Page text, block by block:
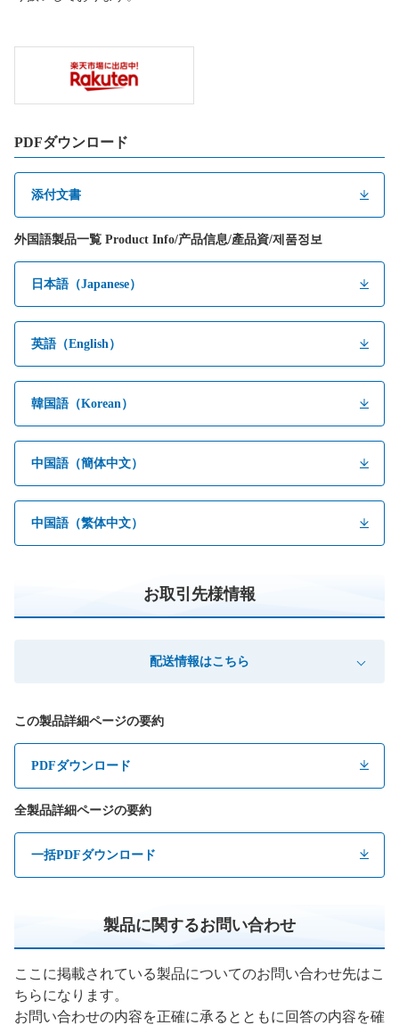
PDFダウンロード
添付文書
外国語製品一覧 Product Info/产品信息/產品資/제품정보
日本語（Japanese）
英語（English）
韓国語（Korean）
中国語（簡体中文）
中国語（繁体中文）
お取引先様情報
配送情報はこちら
この製品詳細ページの要約
PDFダウンロード
全製品詳細ページの要約
一括PDFダウンロード
製品に関するお問い合わせ
ここに掲載されている製品についてのお問い合わせ先はこ
ちらになります。
お問い合わせの内容を正確に承るとともに回答の内容を確